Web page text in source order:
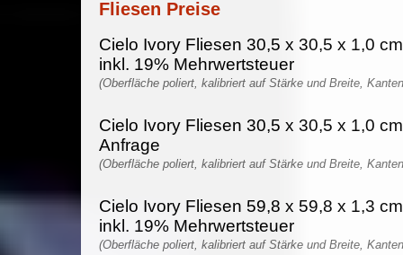
Fliesen Preise
Cielo Ivory Fliesen 30,5 x 30,5 x 1,0
inkl. 19% Mehrwertsteuer
(Oberfläche poliert, kalibriert auf Stärke und Breite,
Cielo Ivory Fliesen 30,5 x 30,5 x 1,0
Anfrage
(Oberfläche poliert, kalibriert auf Stärke und Breite,
Cielo Ivory Fliesen 59,8 x 59,8 x 1,3
inkl. 19% Mehrwertsteuer
(Oberfläche poliert, kalibriert auf Stärke und Breite,